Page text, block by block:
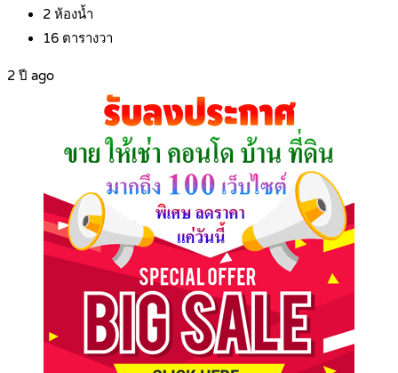
2 ห้องน้ำ
16 ตารางวา
2 ปี ago